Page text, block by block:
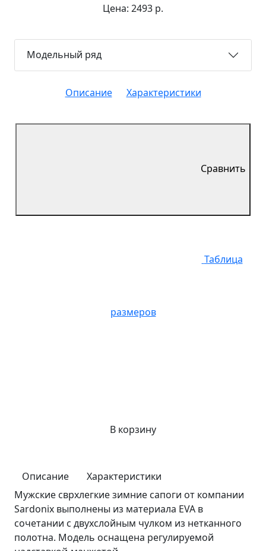
Цена: 2493 р.
Модельный ряд
Описание Характеристики
Сравнить
Таблица
размеров
В корзину
Описание
Характеристики
Мужские сврхлегкие зимние сапоги от компании
Sardonix выполнены из материала EVA в
сочетании с двухслойным чулком из нетканного
полотна. Модель оснащена регулируемой